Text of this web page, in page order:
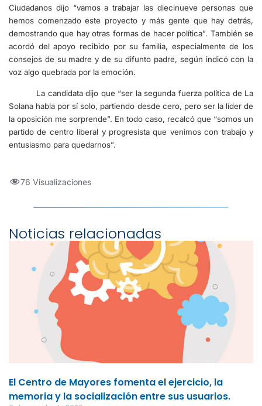
Ciudadanos dijo “vamos a trabajar las diecinueve personas que
hemos comenzado este proyecto y más gente que hay detrás,
demostrando que hay otras formas de hacer política”. También se
acordó del apoyo recibido por su familia, especialmente de los
consejos de su madre y de su difunto padre, según indicó con la
voz algo quebrada por la emoción.
La candidata dijo que “ser la segunda fuerza política de La
Solana habla por sí solo, partiendo desde cero, pero ser la líder de
la oposición me sorprende”. En todo caso, recalcó que “somos un
partido de centro liberal y progresista que venimos con trabajo y
entusiasmo para quedarnos”.
76 Visualizaciones
Noticias relacionadas
El Centro de Mayores fomenta el ejercicio, la
memoria y la socialización entre sus usuarios.